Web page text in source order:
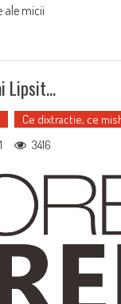
ale micii
Lipsit…
Ce dixtractie, ce
3416